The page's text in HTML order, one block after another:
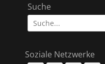
Suche
Suche
nach:
Soziale Netzwerke